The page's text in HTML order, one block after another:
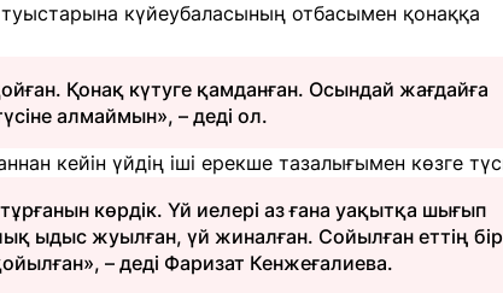
күйеубаласының отбасымен қонаққа
Қонақ күтуге қамданған. Осындай жағдайға
алмаймын», – деді ол.
кейін үйдің іші ерекше тазалығымен көзге
көрдік. Үй иелері аз ғана уақытқа шығып
ыдыс жуылған, үй жиналған. Сойылған еттің бір
– деді Фаризат Кенжеғалиева.